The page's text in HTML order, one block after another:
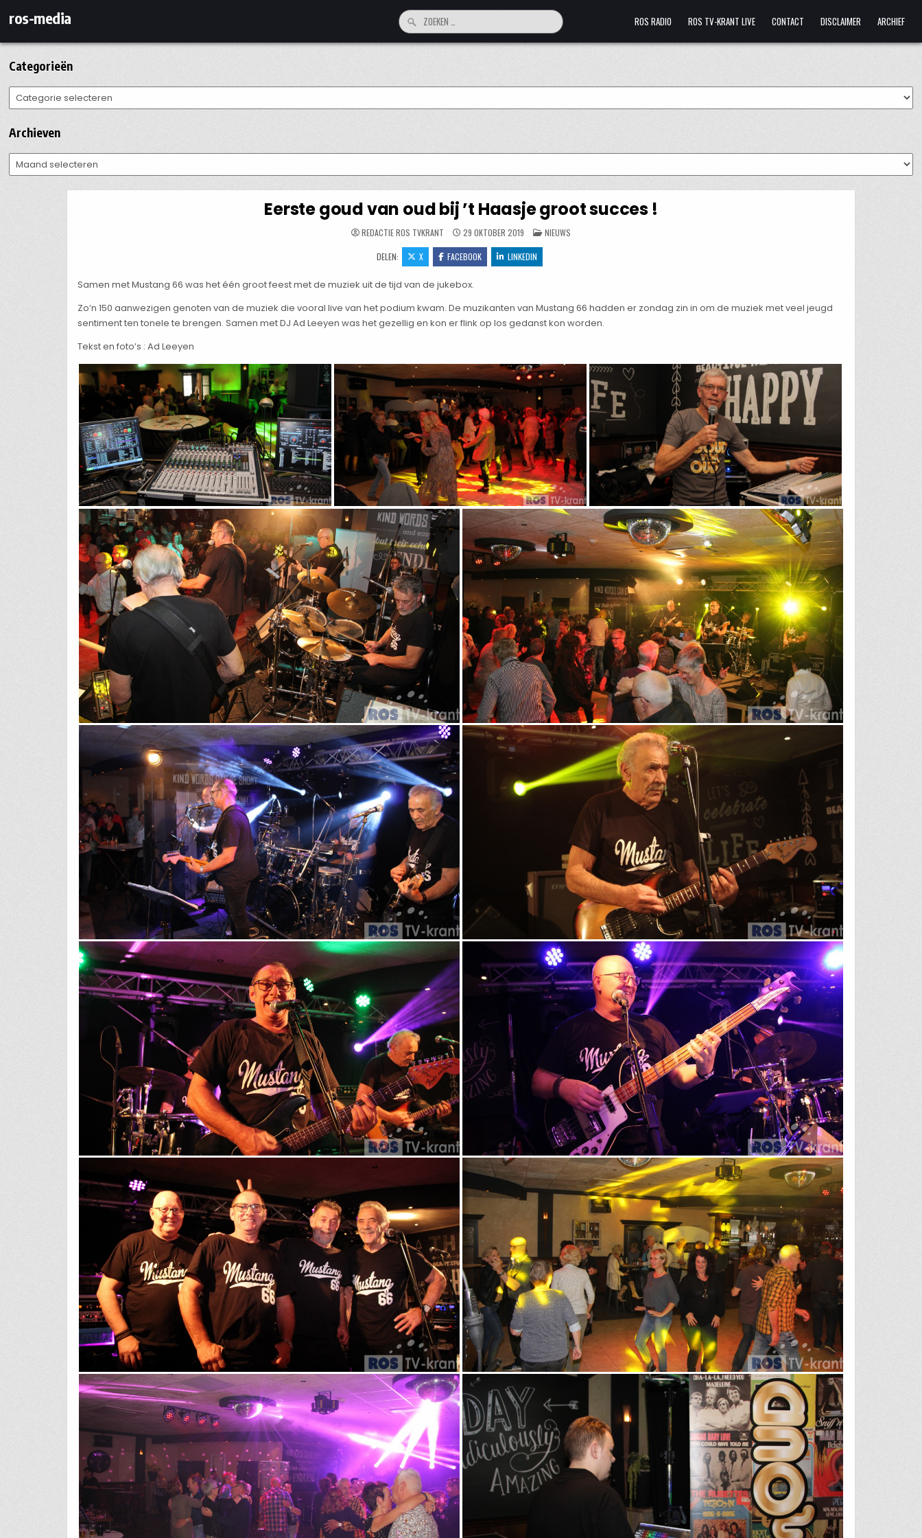
naar
inhoud
ros-media
Zoeken
naar:
ROS RADIO ROS TV-KRANT LIVE CONTACT DISCLAIMER ARCHIEF
Categorieën
Categorieën
Archieven
Archieven
Eerste goud van oud bij ’t Haasje groot succes !
REDACTIE ROS TVKRANT 29 OKTOBER 2019 GEPLAATST
IN
NIEUWS
DELEN: X FACEBOOK LINKEDIN
Samen met Mustang 66 was het één groot feest met de muziek uit de tijd van de jukebox.
Zo’n 150 aanwezigen genoten van de muziek die vooral live van het podium kwam. De muzikanten van Mustang 66 hadden er zondag zin in om de muziek met veel jeugd
sentiment ten tonele te brengen. Samen met DJ Ad Leeyen was het gezellig en kon er flink op los gedanst kon worden.
Tekst en foto’s : Ad Leeyen